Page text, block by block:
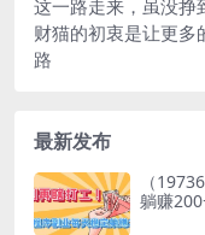
这一路走来，虽没挣
财猫的初衷是让更
路
最新发布
（
躺赚